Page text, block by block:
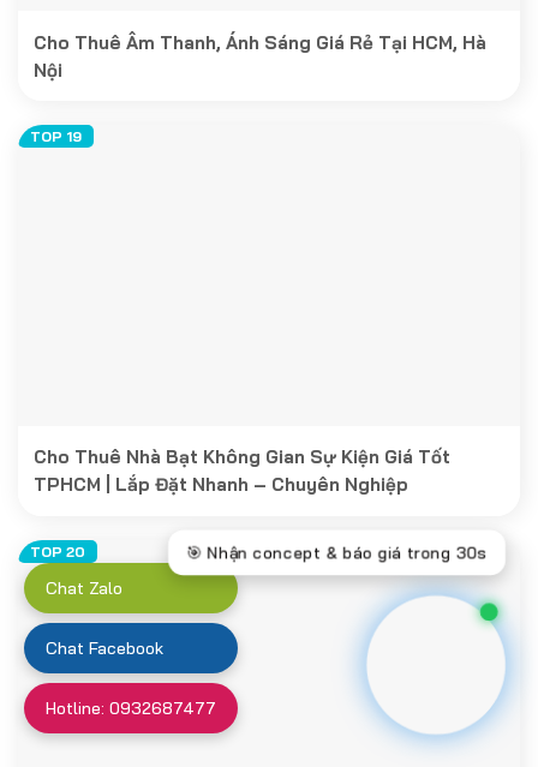
Cho Thuê Âm Thanh, Ánh Sáng Giá Rẻ Tại HCM, Hà
Nội
Cho Thuê Nhà Bạt Không Gian Sự Kiện Giá Tốt
TPHCM | Lắp Đặt Nhanh – Chuyên Nghiệp
Chat Zalo
Chat Facebook
Hotline: 0932687477